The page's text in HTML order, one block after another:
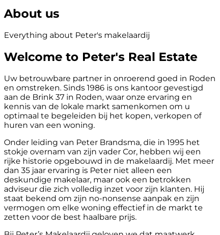
About us
Everything about Peter's makelaardij
Welcome to Peter's Real Estate
Uw betrouwbare partner in onroerend goed in Roden
en omstreken. Sinds 1986 is ons kantoor gevestigd
aan de Brink 37 in Roden, waar onze ervaring en
kennis van de lokale markt samenkomen om u
optimaal te begeleiden bij het kopen, verkopen of
huren van een woning.
Onder leiding van Peter Brandsma, die in 1995 het
stokje overnam van zijn vader Cor, hebben wij een
rijke historie opgebouwd in de makelaardij. Met meer
dan 35 jaar ervaring is Peter niet alleen een
deskundige makelaar, maar ook een betrokken
adviseur die zich volledig inzet voor zijn klanten. Hij
staat bekend om zijn no-nonsense aanpak en zijn
vermogen om elke woning effectief in de markt te
zetten voor de best haalbare prijs.